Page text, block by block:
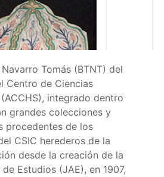
Tomás (BTNT) del
Centro de Ciencias
integrado dentro
grandes colecciones y
procedentes de los
CSIC herederos de la
desde la creación de la
Estudios (JAE), en 1907,